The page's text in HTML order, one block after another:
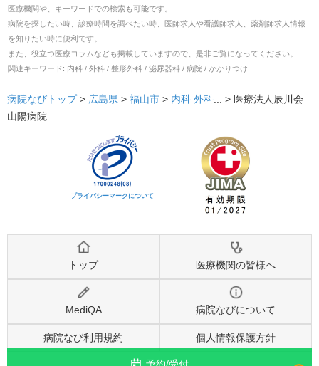
医療機関や、キーワードでの検索も可能です。
病院を探したい時、診療時間を調べたい時、医師求人や看護師求人、薬剤師求人情報
を知りたい時に便利です。
また、役立つ医療コラムなども掲載していますので、是非ご覧になってください。
関連キーワード: 内科 / 外科 / 整形外科 / 泌尿器科 / 病院 / かかりつけ
病院なびトップ > 広島県 > 福山市 > 内科 外科... > 医療法人辰川会
山陽病院
プライバシーマークについて
トップ 医療機関の皆様へ
MediQA 病院なびについて
病院なび利用規約 個人情報保護方針